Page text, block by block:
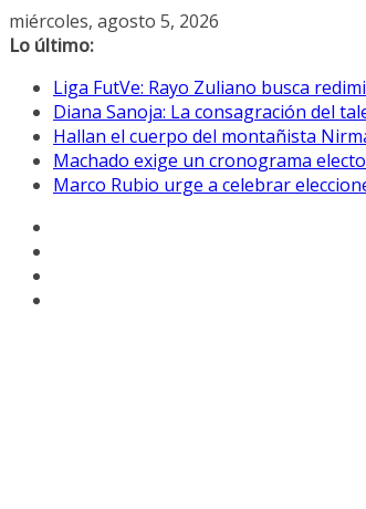
Saltar
al
miércoles, agosto 5, 2026
Lo último:
Liga FutVe: Rayo Zuliano busca
Diana Sanoja: La consagración del
Hallan el cuerpo del montañista
Machado exige un cronograma
Marco Rubio urge a celebrar